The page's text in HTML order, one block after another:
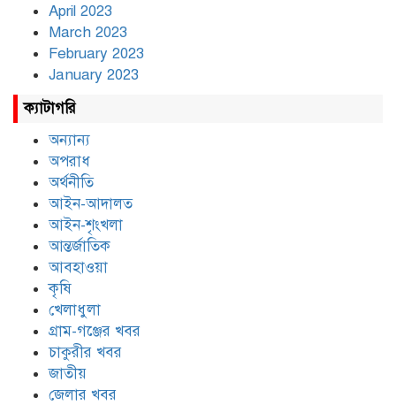
April 2023
March 2023
February 2023
January 2023
ক্যাটাগরি
অন্যান্য
অপরাধ
অর্থনীতি
আইন-আদালত
আইন-শৃংখলা
আন্তর্জাতিক
আবহাওয়া
কৃষি
খেলাধুলা
গ্রাম-গঞ্জের খবর
চাকুরীর খবর
জাতীয়
জেলার খবর